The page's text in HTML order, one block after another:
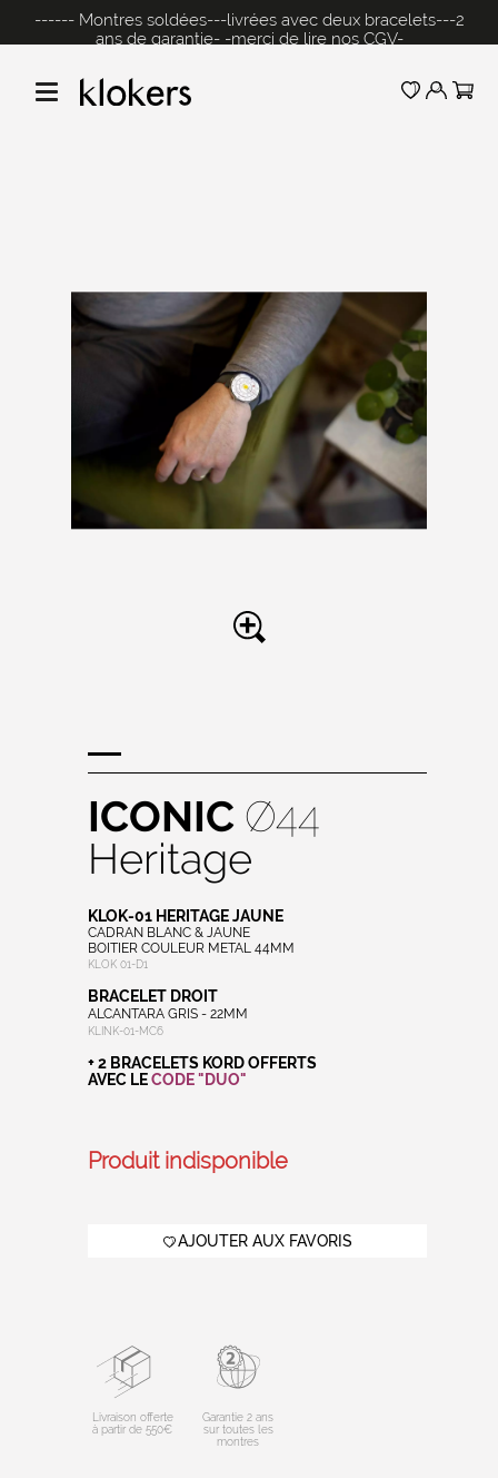
------ Montres soldées---livrées avec deux bracelets---2
ans de garantie- -merci de lire nos CGV-
ICONIC Ø44
Heritage
KLOK-01 HERITAGE JAUNE
CADRAN BLANC & JAUNE
BOITIER COULEUR METAL 44MM
KLOK 01-D1
BRACELET DROIT
ALCANTARA GRIS - 22MM
KLINK-01-MC6
+ 2 BRACELETS KORD OFFERTS
AVEC LECODE "DUO"
Produit indisponible
AJOUTER AUX FAVORIS
Livraison offerte
à partir de 550€
Garantie 2 ans
sur toutes les
montres